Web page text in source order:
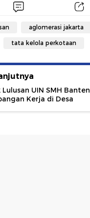
aglomerasi jakarta
tata kelola perkotaan
UIN SMH Banten
Kerja di Desa